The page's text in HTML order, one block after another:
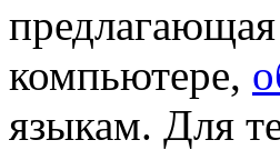
компьютере,
языкам. Для